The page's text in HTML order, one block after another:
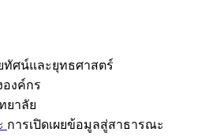
ทัศน์และยุทธศาสตร์
องค์กร
ยาลัย
การเปิดเผยข้อมูลสู่สาธารณะ